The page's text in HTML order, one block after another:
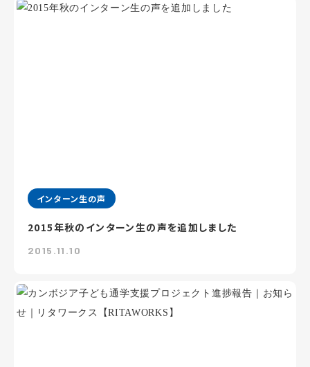
インターン生の声
2015年秋のインターン生の声を追加しました
2015.11.10